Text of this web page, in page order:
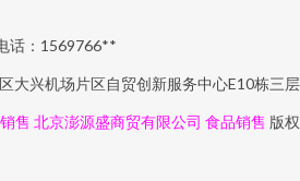
话：1569766**
大兴机场片区自贸创新服务中心E10栋三
售 北京澎源盛商贸有限公司 食品销售 版